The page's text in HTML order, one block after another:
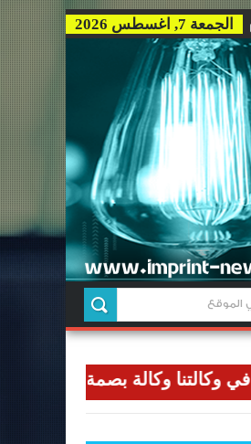
الجمعة 7, اغسطس 2026
وكالة بصمة للاخبار وان نوصل